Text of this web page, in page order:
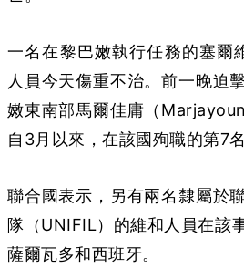
一名在黎巴嫩執行任務的塞爾
人員今天傷重不治。前一晚迫
嫩東南部馬爾佳庸（
自3月以來，在該國殉職的第7
聯合國表示，另有兩名隸屬於
隊（UNIFIL）的維和人員在該
薩爾瓦多和西班牙。